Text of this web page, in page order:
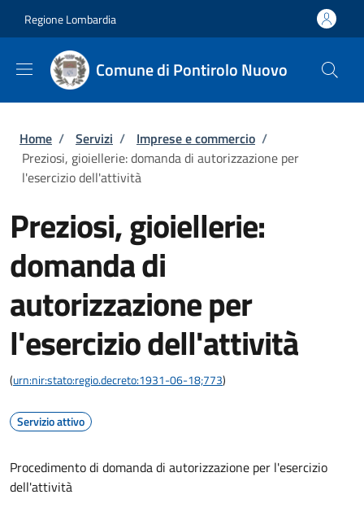
Regione Lombardia
Comune di Pontirolo Nuovo
Briciole di pane
Home / Servizi / Imprese e commercio /
Preziosi, gioiellerie: domanda di autorizzazione per
l'esercizio dell'attività
Preziosi, gioiellerie:
domanda di
autorizzazione per
l'esercizio dell'attività
(urn:nir:stato:regio.decreto:1931-06-18;773)
Servizio attivo
Procedimento di domanda di autorizzazione per l'esercizio
dell'attività